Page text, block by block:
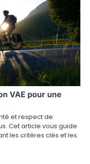
VAE pour une
et respect de
Cet article vous guide
les critères clés et les